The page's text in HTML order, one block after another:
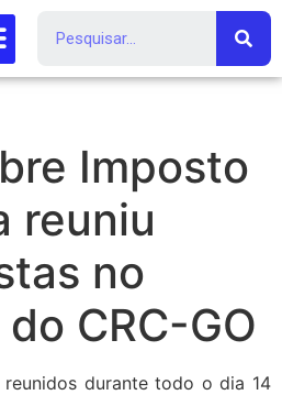
Imposto
reuniu
no
CRC-GO
durante todo o dia 14